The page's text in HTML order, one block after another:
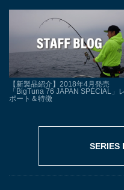
【新製品紹介】2018年4月発売
「BigTuna 76 JAPAN SPECIAL」
ポート＆特徴
SERIES